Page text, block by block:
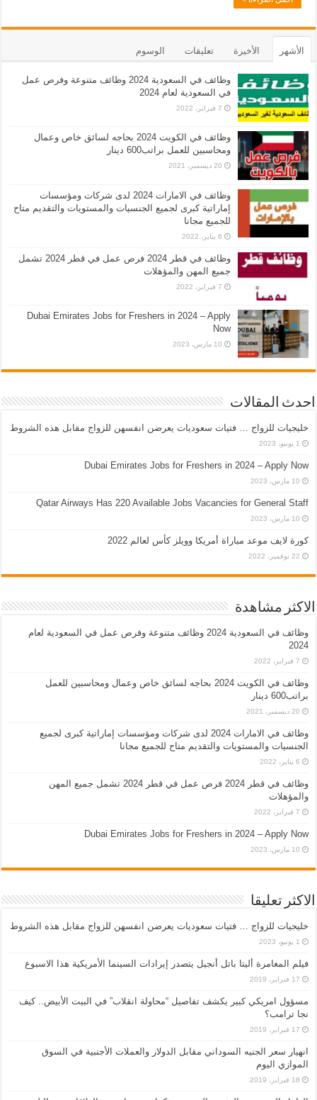
الأشهر الأخيرة تعليقات الوسوم
وظائف في السعودية 2024 وظائف متنوعة وفرص عمل
في السعودية لعام 2024
7 فبراير، 2022
وظائف في الكويت 2024 بحاجه لسائق خاص وعمال
ومحاسبين للعمل براتب600 دينار
20 ديسمبر، 2021
وظائف في الامارات 2024 لدى شركات ومؤسسات
إماراتية كبرى لجميع الجنسيات والمستويات والتقديم متاح
للجميع مجانا
6 يناير، 2022
وظائف في قطر 2024 فرص عمل في قطر 2024 تشمل
جميع المهن والمؤهلات
7 فبراير، 2022
Dubai Emirates Jobs for Freshers in 2024 – Apply
Now
10 مارس، 2023
احدث المقالات
خليجيات للزواج … فتيات سعوديات يعرضن انفسهن للزواج مقابل هذه الشروط
1 يونيو، 2023
Dubai Emirates Jobs for Freshers in 2024 – Apply Now
10 مارس، 2023
Qatar Airways Has 220 Available Jobs Vacancies for General Staff
10 مارس، 2023
كورة لايف موعد مباراة أمريكا وويلز كأس لعالم 2022
22 نوفمبر، 2022
الاكثر مشاهدة
وظائف في السعودية 2024 وظائف متنوعة وفرص عمل في السعودية لعام
2024
7 فبراير، 2022
وظائف في الكويت 2024 بحاجه لسائق خاص وعمال ومحاسبين للعمل
براتب600 دينار
20 ديسمبر، 2021
وظائف في الامارات 2024 لدى شركات ومؤسسات إماراتية كبرى لجميع
الجنسيات والمستويات والتقديم متاح للجميع مجانا
6 يناير، 2022
وظائف في قطر 2024 فرص عمل في قطر 2024 تشمل جميع المهن
والمؤهلات
7 فبراير، 2022
Dubai Emirates Jobs for Freshers in 2024 – Apply Now
10 مارس، 2023
الاكثر تعليقا
خليجيات للزواج … فتيات سعوديات يعرضن انفسهن للزواج مقابل هذه الشروط
1 يونيو، 2023
فيلم المغامرة أليتا‭ ‬باتل أنجيل يتصدر إيرادات السينما الأمريكية هذا الاسبوع
17 فبراير، 2019
مسؤول امريكي كبير يكشف تفاصيل “محاولة انقلاب” في البيت الأبيض.. كيف
نجا ترامب؟
17 فبراير، 2019
انهيار سعر الجنيه السوداني مقابل الدولار والعملات الأجنبية في السوق
الموازي اليوم
18 فبراير، 2019